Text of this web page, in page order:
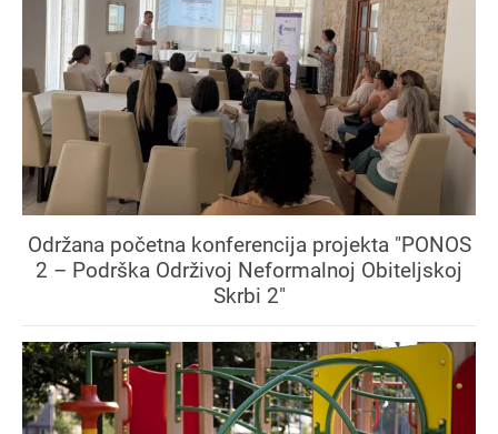
Održana početna konferencija projekta "PONOS
2 – Podrška Održivoj Neformalnoj Obiteljskoj
Skrbi 2"